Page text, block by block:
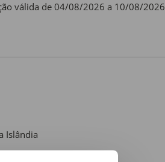
válida de 04/08/2026 a 10/08/2026
Islândia